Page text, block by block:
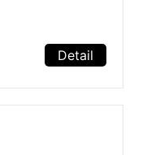
Detail